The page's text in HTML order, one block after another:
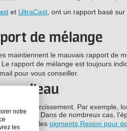
et UltraCast, ont un rapport basé
de mélange
maintiennent le mauvais rapport de
Le rapport de mélange est toujours
pour vous conseiller.
d'eau
de durcissement. Par exemple,
étrange. Dans de nombreux cas,
tels que les pigments Resion pour
notre
les